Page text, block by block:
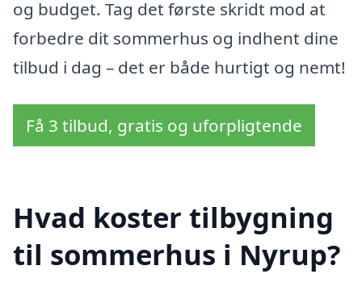
og budget. Tag det første skridt mod at
forbedre dit sommerhus og indhent dine
tilbud i dag – det er både hurtigt og nemt!
Få 3 tilbud, gratis og uforpligtende
Hvad koster tilbygning
til sommerhus i Nyrup?